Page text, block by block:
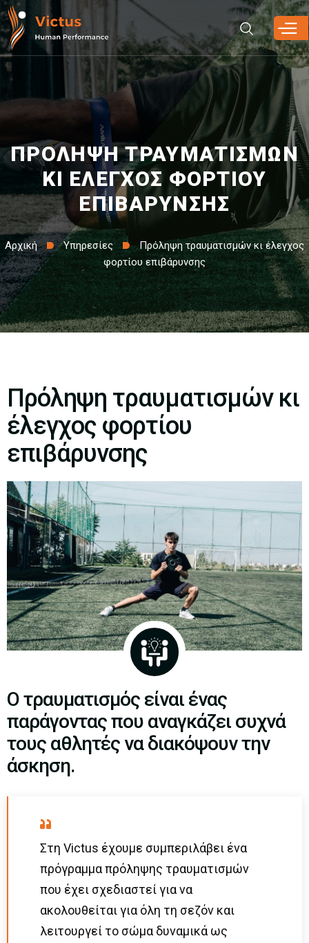
Παράκαμψη
κυρίως
περιεχόμενο
ΠΡΟΛΗΨΗ ΤΡΑΥΜΑΤΙΣΜΩΝ
ΚΙ ΕΛΕΓΧΟΣ ΦΟΡΤΙΟΥ
ΕΠΙΒΑΡΥΝΣΗΣ
Αρχική Υπηρεσίες
Πρόληψη τραυματισμών κι έλεγχος
φορτίου επιβάρυνσης
Πρόληψη τραυματισμών κι
έλεγχος φορτίου
επιβάρυνσης
Ο τραυματισμός είναι ένας
παράγοντας που αναγκάζει συχνά
τους αθλητές να διακόψουν την
άσκηση.
Στη Victus έχουμε συμπεριλάβει ένα
πρόγραμμα πρόληψης τραυματισμών
που έχει σχεδιαστεί για να
ακολουθείται για όλη τη σεζόν και
λειτουργεί το σώμα δυναμικά ως